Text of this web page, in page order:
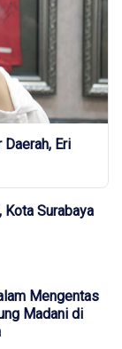
Eri
Surabaya
Mengentas
Madani di